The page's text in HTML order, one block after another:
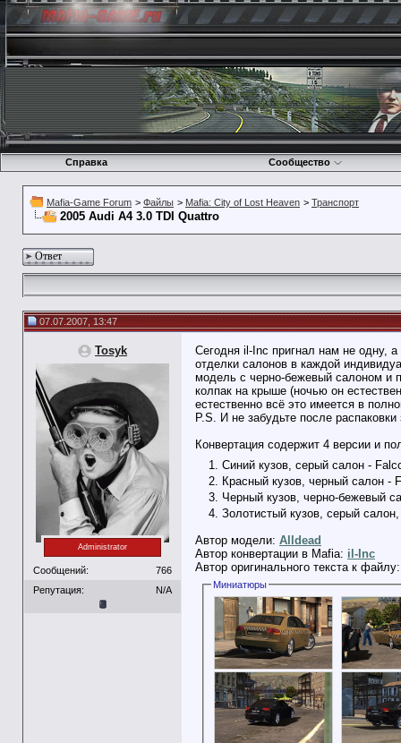
Справка Сообщество
Mafia-Game Forum > Файлы > Mafia: City of Lost Heaven > Транспорт
2005 Audi A4 3.0 TDI Quattro
Ответ
07.07.2007, 13:47
Tosyk
Administrator
Сообщений:
766
Репутация:
N/A
Сегодня il-Inc пригнал нам не одну,
отделки салонов в каждой
модель с черно-бежевый салоном и
колпак на крыше (ночью он
естественно всё это имеется в
P.S. И не забудьте после
Конвертация содержит 4 версии и
Синий кузов, серый салон -
Красный кузов, черный салон -
Черный кузов, черно-бежевый
Золотистый кузов, серый
Автор модели: Alldead
Автор конвертации в Mafia: il-Inc
Автор оригинального текста к
Миниатюры